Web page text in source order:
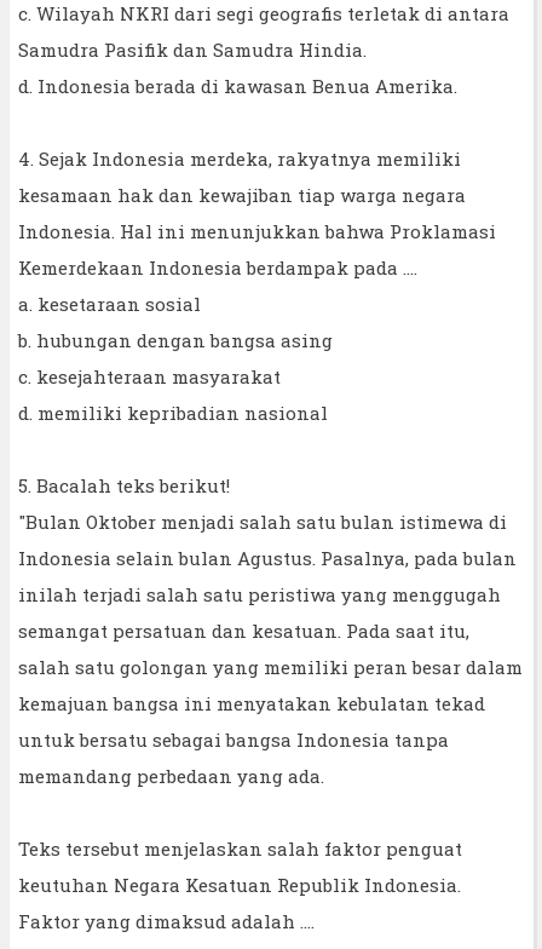
c. Wilayah NKRI dari segi geografis terletak di antara
Samudra Pasifik dan Samudra Hindia.
d. Indonesia berada di kawasan Benua Amerika.
4. Sejak Indonesia merdeka, rakyatnya memiliki
kesamaan hak dan kewajiban tiap warga negara
Indonesia. Hal ini menunjukkan bahwa Proklamasi
Kemerdekaan Indonesia berdampak pada ....
a. kesetaraan sosial
b. hubungan dengan bangsa asing
c. kesejahteraan masyarakat
d. memiliki kepribadian nasional
5. Bacalah teks berikut!
"Bulan Oktober menjadi salah satu bulan istimewa di
Indonesia selain bulan Agustus. Pasalnya, pada bulan
inilah terjadi salah satu peristiwa yang menggugah
semangat persatuan dan kesatuan. Pada saat itu,
salah satu golongan yang memiliki peran besar dalam
kemajuan bangsa ini menyatakan kebulatan tekad
untuk bersatu sebagai bangsa Indonesia tanpa
memandang perbedaan yang ada.
Teks tersebut menjelaskan salah faktor penguat
keutuhan Negara Kesatuan Republik Indonesia.
Faktor yang dimaksud adalah ....